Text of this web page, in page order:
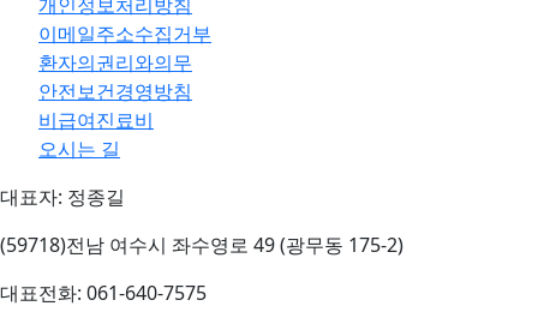
이메일주소수집거부
환자의권리와의무
안전보건경영방침
비급여진료비
오시는 길
대표자: 정종길
(59718)전남 여수시 좌수영로 49 (광무동 175-2)
대표전화: 061-640-7575